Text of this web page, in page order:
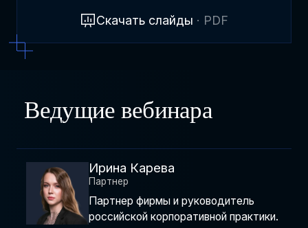
Скачать слайды · PDF
Ведущие вебинара
Ирина Карева
Партнер
Партнер фирмы и руководитель
российской корпоративной практики.